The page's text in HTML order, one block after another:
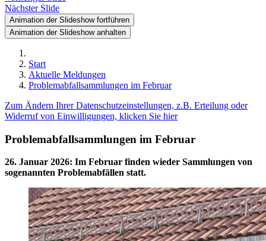
Nächster Slide
Animation der Slideshow fortführen
Animation der Slideshow anhalten
Start
Aktuelle Meldungen
Problemabfallsammlungen im Februar
Zum Ändern Ihrer Datenschutzeinstellungen, z.B. Erteilung oder
Widerruf von Einwilligungen, klicken Sie hier
Problemabfallsammlungen im Februar
26. Januar 2026: Im Februar finden wieder Sammlungen von
sogenannten Problemabfällen statt.